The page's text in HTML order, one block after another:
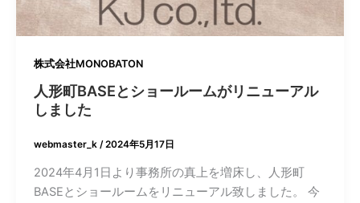
株式会社MONOBATON
人形町BASEとショールームがリニューアル
しました
webmaster_k/2024年5月17日
2024年4月1日より事務所の真上を増床し、人形町
BASEとショールームをリニューアル致しました。 今